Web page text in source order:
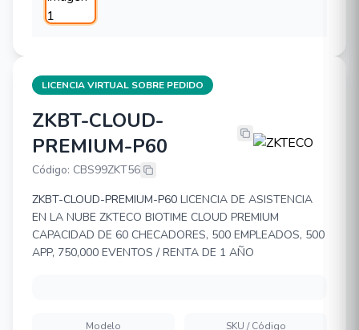
LICENCIA VIRTUAL SOBRE PEDIDO
ZKTECO ZKBT-CLOUD-PREMIUM-
ZKBT-CLOUD-
PREMIUM-P60
Código: CBS99ZKT56
ZKBT-CLOUD-PREMIUM-P60 LICENCIA DE ASISTENCIA
EN LA NUBE ZKTECO BIOTIME CLOUD PREMIUM
CAPACIDAD DE 60 CHECADORES, 500 EMPLEADOS, 500
APP, 750,000 EVENTOS / RENTA DE 1 AÑO
Modelo SKU / Código